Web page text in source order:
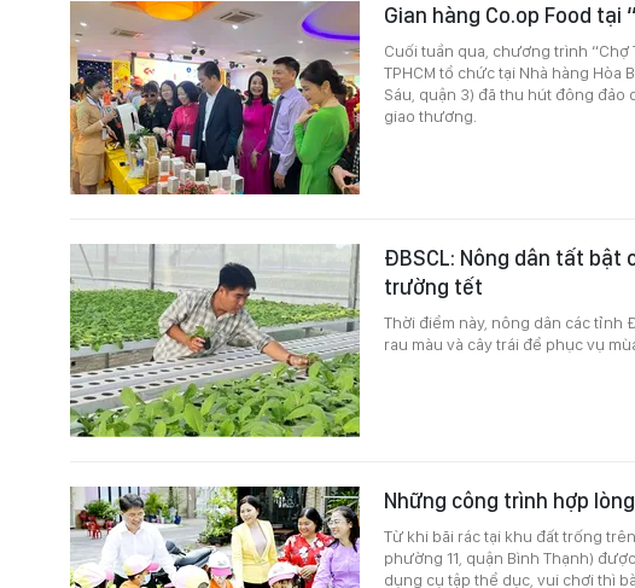
Gian hàng Co.op Food
Cuối tuần qua, chương trình
TPHCM tổ chức tại Nhà hàng Hòa
Sáu, quận 3) đã thu hút đông
giao thương.
ĐBSCL: Nông dân tất bật
trường tết
Thời điểm này, nông dân các tỉnh
rau màu và cây trái để phục vụ
Những công trình hợp
Từ khi bãi rác tại khu đất trống
phường 11, quận Bình Thạnh)
dụng cụ tập thể dục, vui chơi thì